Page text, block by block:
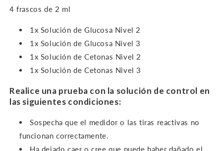
4 frascos de 2 ml
1x Solución de Glucosa Nivel 2
1x Solución de Glucosa Nivel 3
1x Solución de Cetonas Nivel 2
1x Solución de Cetonas Nivel 3
Realice una prueba con la solución de control en
las siguientes condiciones:
Sospecha que el medidor o las tiras reactivas no
funcionan correctamente.
Ha dejado caer o cree que puede haber dañado el